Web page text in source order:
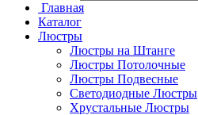
Главная
Каталог
Люстры
Люстры на Штанге
Люстры Потолочные
Люстры Подвесные
Светодиодные Люстры
Хрустальные Люстры